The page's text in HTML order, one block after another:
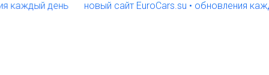
день новый сайт EuroCars.su • обновления каждый